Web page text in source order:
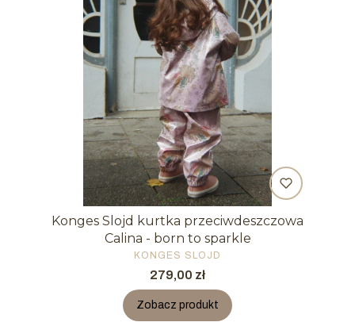
Konges Slojd kurtka przeciwdeszczowa
Calina - born to sparkle
PRODUCENT
KONGES SLOJD
Cena
279,00 zł
Zobacz produkt